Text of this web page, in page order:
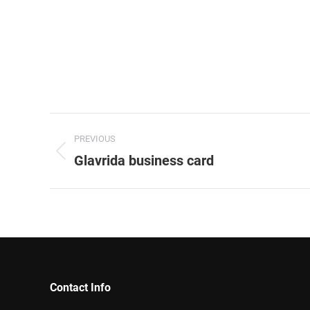
Project
navigation
PREVIOUS
Previous
Glavrida business card
Contact Info